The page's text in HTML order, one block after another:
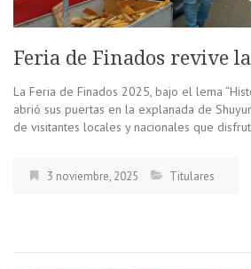
Feria de Finados revive
La Feria de Finados 2025, bajo el lema
abrió sus puertas en la explanada de
de visitantes locales y nacionales que
3 noviembre, 2025 Titulares